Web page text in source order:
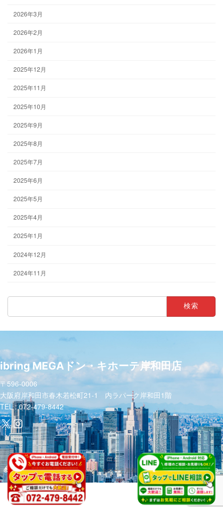
2026年3月
2026年2月
2026年1月
2025年12月
2025年11月
2025年10月
2025年9月
2025年8月
2025年7月
2025年6月
2025年5月
2025年4月
2025年1月
2024年12月
2024年11月
検
ibring MEGAドン・キホーテ岸和田店
〒596-0006
大阪府岸和田市春木若松町21-1 内ラパーク岸和田1階
TEL : 072-479-8442
X Instagram
COPYRIGHT (C)ibring MEGAドン・キホーテ岸和田店ALL RIGHTS RESERVED.